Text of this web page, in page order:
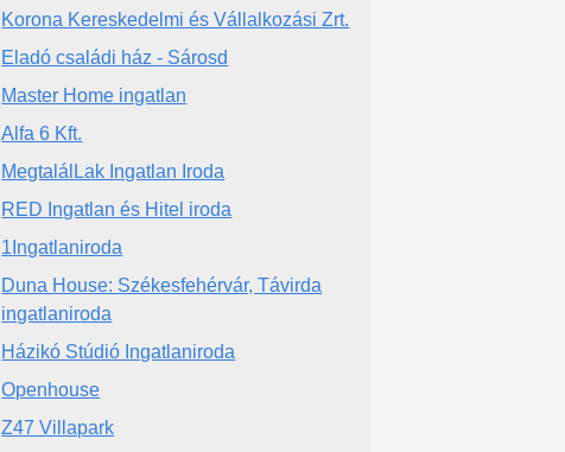
Korona Kereskedelmi és Vállalkozási Zrt.
Eladó családi ház - Sárosd
Master Home ingatlan
Alfa 6 Kft.
MegtalálLak Ingatlan Iroda
RED Ingatlan és Hitel iroda
1Ingatlaniroda
Duna House: Székesfehérvár, Távirda
ingatlaniroda
Házikó Stúdió Ingatlaniroda
Openhouse
Z47 Villapark